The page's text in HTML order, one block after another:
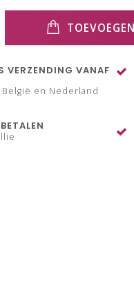
VERZENDING VANAF
en Nederland